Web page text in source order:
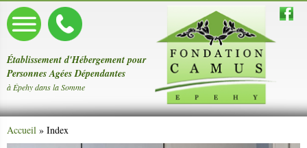
Établissement d'Hébergement pour
Personnes Agées Dépendantes
à Épehy dans la Somme
Accueil » Index